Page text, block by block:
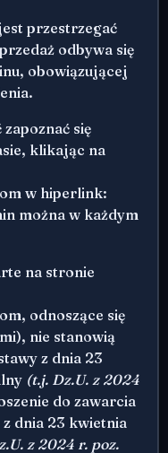
przestrzegać
odbywa się
obowiązującej
się
klikając na
w hiperlink:
można w każdym
na stronie
odnoszące się
nie stanowią
z dnia 23
(t.j. Dz.U. z 2024
do zawarcia
dnia 23 kwietnia
z 2024 r. poz.